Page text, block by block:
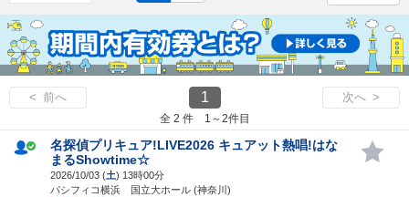
< 前へ 1 次へ >
全 2 件 1～2件目
名探偵プリキュア!LIVE2026 キュアット熱唱!はな
まるShowtime☆
2026/10/03 (土) 13時00分
パシフィコ横浜 国立大ホール (神奈川)